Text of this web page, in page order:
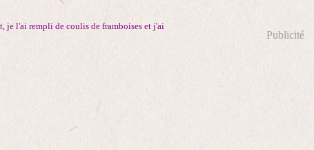
je l'ai rempli de coulis de framboises et j'ai
Publicité